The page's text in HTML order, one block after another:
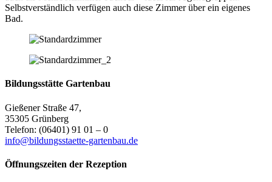
Selbstverständlich verfügen auch diese Zimmer über ein eigenes
Bad.
Bildungsstätte Gartenbau
Gießener Straße 47,
35305 Grünberg
Telefon: (06401) 91 01 – 0
info@bildungsstaette-gartenbau.de
Öffnungszeiten der Rezeption